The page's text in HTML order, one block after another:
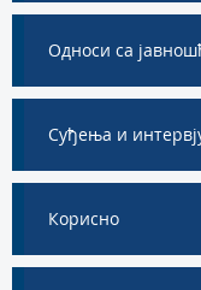
Односи са
Суђења и
Корисно